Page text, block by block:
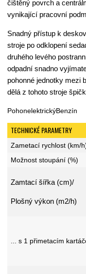
čištěný povrch a
vynikající pracovní
Snadný přístup k
stroje po odklopení
druhého levého
odpadní snadno
pohonné jednotky mezi
dělá z tohoto stroje
PohonelektrickýBenzín
TECHNICKÉ PARAMETRY
Zametací rychlost (km/
Možnost stoupání (%)
Zamtací šířka (cm)/
Plošný výkon (m2/h)
... s 1 přimetacím